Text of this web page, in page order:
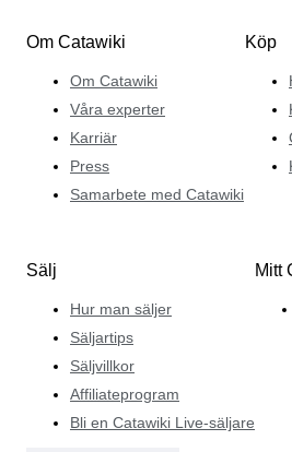
Om Catawiki
Om Catawiki
Våra experter
Karriär
Press
Samarbete med Catawiki
Köp
Sälj
Hur man säljer
Säljartips
Säljvillkor
Affiliateprogram
Bli en Catawiki Live-säljare
Mitt